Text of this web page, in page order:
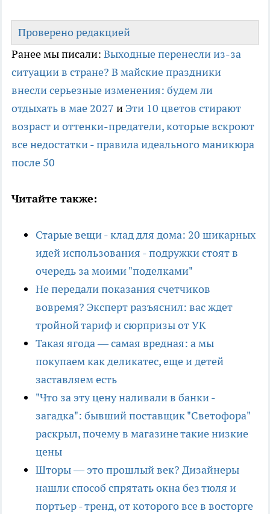
Проверено редакцией
Ранее мы писали: Выходные перенесли из-за
ситуации в стране? В майские праздники
внесли серьезные изменения: будем ли
отдыхать в мае 2027 и Эти 10 цветов стирают
возраст и оттенки-предатели, которые вскроют
все недостатки - правила идеального маникюра
после 50
Читайте также:
Старые вещи - клад для дома: 20 шикарных
идей использования - подружки стоят в
очередь за моими "поделками"
Не передали показания счетчиков
вовремя? Эксперт разъяснил: вас ждет
тройной тариф и сюрпризы от УК
Такая ягода — самая вредная: а мы
покупаем как деликатес, еще и детей
заставляем есть
"Что за эту цену наливали в банки -
загадка": бывший поставщик "Светофора"
раскрыл, почему в магазине такие низкие
цены
Шторы — это прошлый век? Дизайнеры
нашли способ спрятать окна без тюля и
портьер - тренд, от которого все в восторге